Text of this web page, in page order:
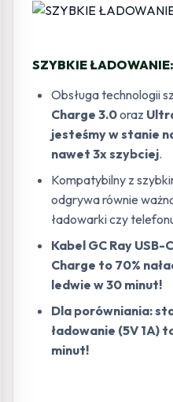
SZYBKIE ŁADOWANIE:
Obsługa technologii
Charge 3.0oraz
jesteśmy w stanie
nawet 3x szybciej.
Kompatybilny z
odgrywa równie
ładowarki czy
Kabel GC Ray
Charge to 70%
ledwie w 30 minut!
Dla porówniania:
ładowanie (5V 1A)
minut!